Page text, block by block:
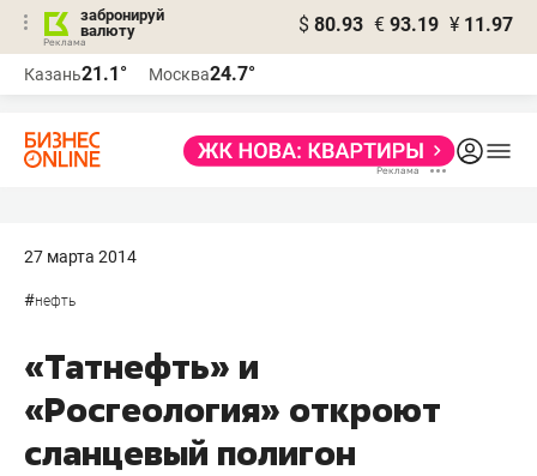
забронируй
валюту
$ 80.93 € 93.19 ¥ 11.97
Казань21.1° Москва24.7°
27 марта 2014
#нефть
«Татнефть» и
«Росгеология» откроют
сланцевый полигон